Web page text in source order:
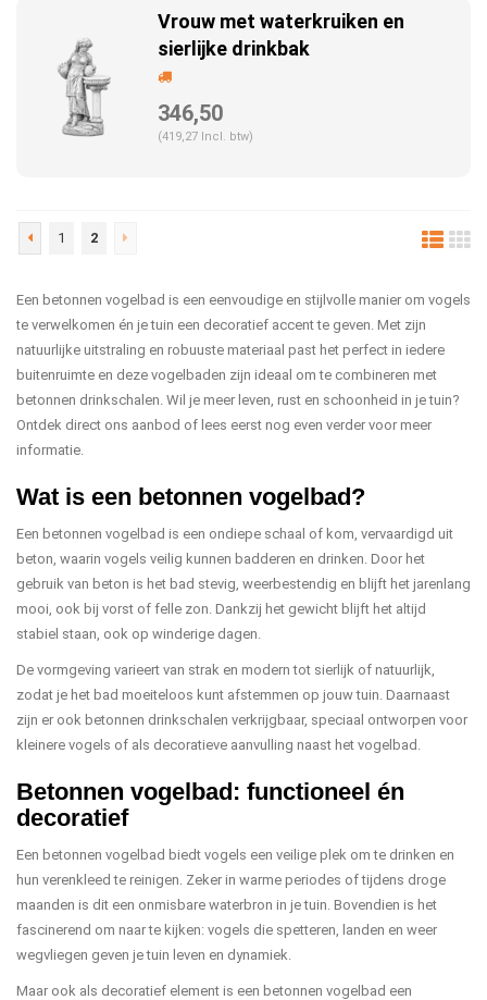
Vrouw met waterkruiken en
sierlijke drinkbak
346,50
(419,27 Incl. btw)
1 2
Een betonnen vogelbad is een eenvoudige en stijlvolle manier om vogels
te verwelkomen én je tuin een decoratief accent te geven. Met zijn
natuurlijke uitstraling en robuuste materiaal past het perfect in iedere
buitenruimte en deze vogelbaden zijn ideaal om te combineren met
betonnen drinkschalen. Wil je meer leven, rust en schoonheid in je tuin?
Ontdek direct ons aanbod of lees eerst nog even verder voor meer
informatie.
Wat is een betonnen vogelbad?
Een betonnen vogelbad is een ondiepe schaal of kom, vervaardigd uit
beton, waarin vogels veilig kunnen badderen en drinken. Door het
gebruik van beton is het bad stevig, weerbestendig en blijft het jarenlang
mooi, ook bij vorst of felle zon. Dankzij het gewicht blijft het altijd
stabiel staan, ook op winderige dagen.
De vormgeving varieert van strak en modern tot sierlijk of natuurlijk,
zodat je het bad moeiteloos kunt afstemmen op jouw tuin. Daarnaast
zijn er ook betonnen drinkschalen verkrijgbaar, speciaal ontworpen voor
kleinere vogels of als decoratieve aanvulling naast het vogelbad.
Betonnen vogelbad: functioneel én
decoratief
Een betonnen vogelbad biedt vogels een veilige plek om te drinken en
hun verenkleed te reinigen. Zeker in warme periodes of tijdens droge
maanden is dit een onmisbare waterbron in je tuin. Bovendien is het
fascinerend om naar te kijken: vogels die spetteren, landen en weer
wegvliegen geven je tuin leven en dynamiek.
Maar ook als decoratief element is een betonnen vogelbad een